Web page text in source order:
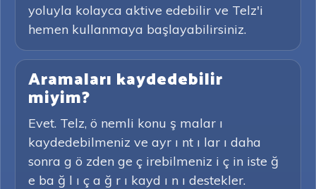
yoluyla kolayca aktive edebilir ve Telz'i
hemen kullanmaya başlayabilirsiniz.
Aramaları kaydedebilir
miyim?
Evet. Telz, ö nemli konu ş malar ı
kaydedebilmeniz ve ayr ı nt ı lar ı daha
sonra g ö zden ge ç irebilmeniz i ç in iste ğ
e ba ğ l ı ç a ğ r ı kayd ı n ı destekler.